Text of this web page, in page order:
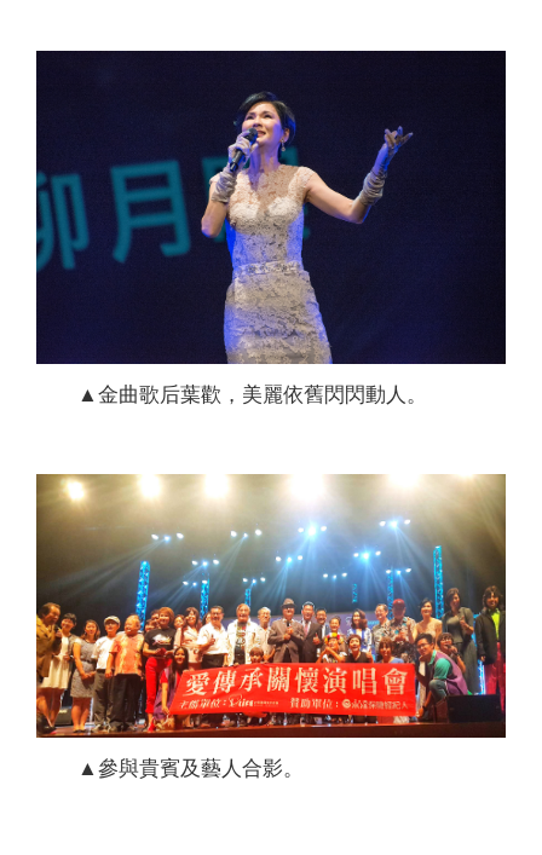
▲金曲歌后葉歡，美麗依舊閃閃動人。
▲參與貴賓及藝人合影。